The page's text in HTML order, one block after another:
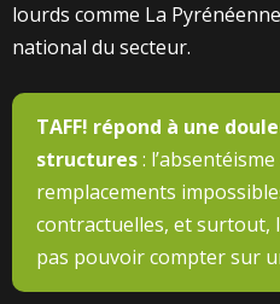
lourds comme La
national du secteur.
TAFF! répond à une
structures:
remplacements
contractuelles, et surtout,
pas pouvoir compter sur